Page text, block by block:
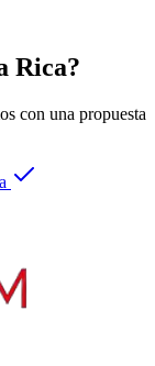
Rica?
con una propuesta